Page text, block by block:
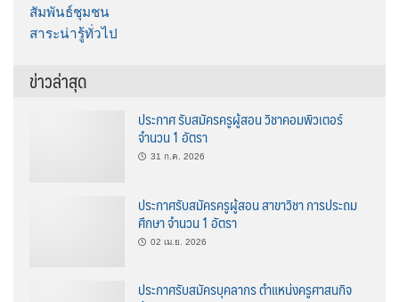
สัมพันธ์ชุมชน
สาระน่ารู้ทั่วไป
ข่าวล่าสุด
ประกาศ รับสมัครครูผู้สอน วิชาคอมพิวเตอร์
จำนวน 1 อัตรา
31 ก.ค. 2026
ประกาศรับสมัครครูผู้สอน สาขาวิชา การประถม
ศึกษา จำนวน 1 อัตรา
02 เม.ย. 2026
ประกาศรับสมัครบุคลากร ตำแหน่งครูศาสนกิจ